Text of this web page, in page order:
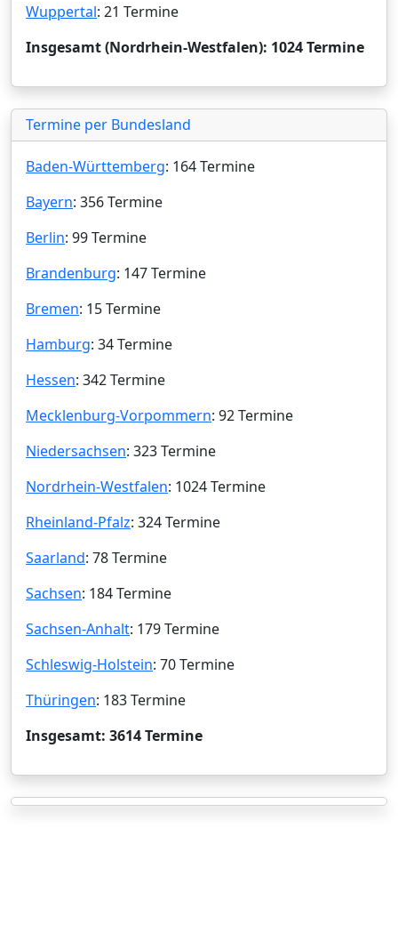
Wuppertal: 21 Termine
Insgesamt (Nordrhein-Westfalen): 1024 Termine
Termine per Bundesland
Baden-Württemberg: 164 Termine
Bayern: 356 Termine
Berlin: 99 Termine
Brandenburg: 147 Termine
Bremen: 15 Termine
Hamburg: 34 Termine
Hessen: 342 Termine
Mecklenburg-Vorpommern: 92 Termine
Niedersachsen: 323 Termine
Nordrhein-Westfalen: 1024 Termine
Rheinland-Pfalz: 324 Termine
Saarland: 78 Termine
Sachsen: 184 Termine
Sachsen-Anhalt: 179 Termine
Schleswig-Holstein: 70 Termine
Thüringen: 183 Termine
Insgesamt: 3614 Termine